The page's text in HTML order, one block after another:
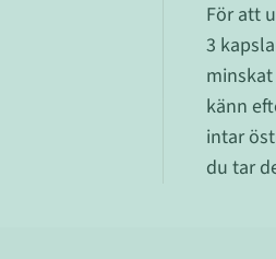
För att
3
känn
intar
du tar